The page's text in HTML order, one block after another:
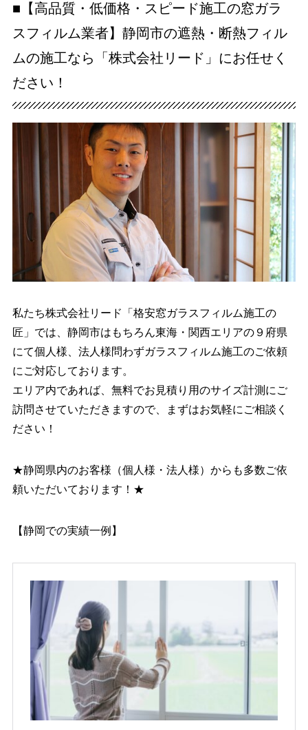
■【高品質・低価格・スピード施工の窓ガラ
スフィルム業者】静岡市の遮熱・断熱フィル
ムの施工なら「株式会社リード」にお任せく
ださい！
私たち株式会社リード「格安窓ガラスフィルム施工の
匠」では、静岡市はもちろん東海・関西エリアの９府県
にて個人様、法人様問わずガラスフィルム施工のご依頼
にご対応しております。
エリア内であれば、無料でお見積り用のサイズ計測にご
訪問させていただきますので、まずはお気軽にご相談く
ださい！
★静岡県内のお客様（個人様・法人様）からも多数ご依
頼いただいております！★
【静岡での実績一例】